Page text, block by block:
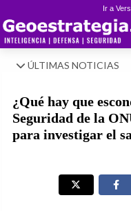
Ir a
ÚLTIMAS NOTICIAS
¿Qué hay que
Seguridad de la
para investigar el